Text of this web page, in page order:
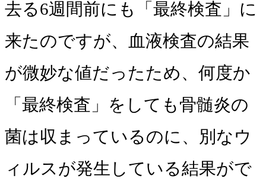
去る6週間前にも「最終検査」に
来たのですが、血液検査の結果
が微妙な値だったため、何度か
「最終検査」をしても骨髄炎の
菌は収まっているのに、別なウ
ィルスが発生している結果がで